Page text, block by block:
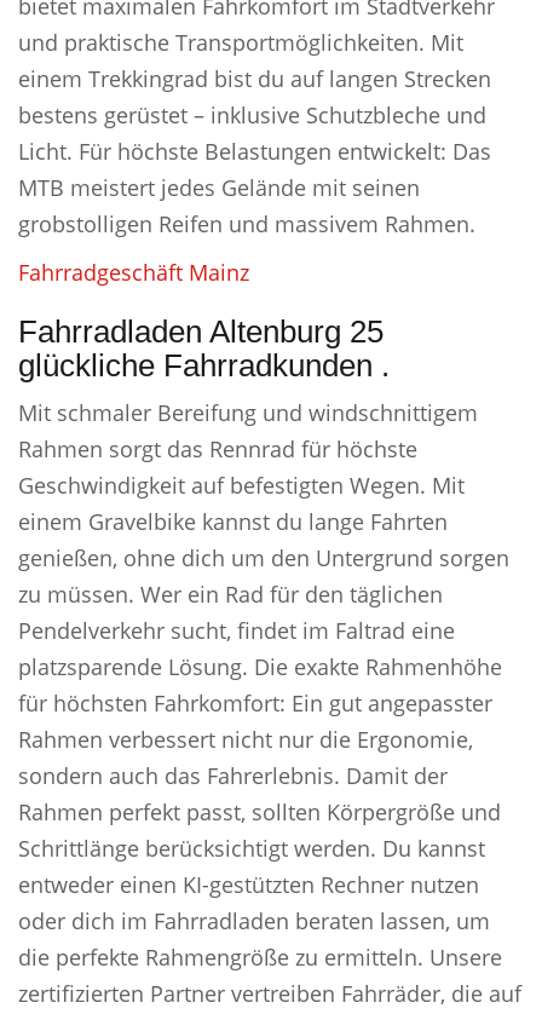
bietet maximalen Fahrkomfort im Stadtverkehr
und praktische Transportmöglichkeiten. Mit
einem Trekkingrad bist du auf langen Strecken
bestens gerüstet – inklusive Schutzbleche und
Licht. Für höchste Belastungen entwickelt: Das
MTB meistert jedes Gelände mit seinen
grobstolligen Reifen und massivem Rahmen.
Fahrradgeschäft Mainz
Fahrradladen Altenburg 25
glückliche Fahrradkunden .
Mit schmaler Bereifung und windschnittigem
Rahmen sorgt das Rennrad für höchste
Geschwindigkeit auf befestigten Wegen. Mit
einem Gravelbike kannst du lange Fahrten
genießen, ohne dich um den Untergrund sorgen
zu müssen. Wer ein Rad für den täglichen
Pendelverkehr sucht, findet im Faltrad eine
platzsparende Lösung. Die exakte Rahmenhöhe
für höchsten Fahrkomfort: Ein gut angepasster
Rahmen verbessert nicht nur die Ergonomie,
sondern auch das Fahrerlebnis. Damit der
Rahmen perfekt passt, sollten Körpergröße und
Schrittlänge berücksichtigt werden. Du kannst
entweder einen KI-gestützten Rechner nutzen
oder dich im Fahrradladen beraten lassen, um
die perfekte Rahmengröße zu ermitteln. Unsere
zertifizierten Partner vertreiben Fahrräder, die auf